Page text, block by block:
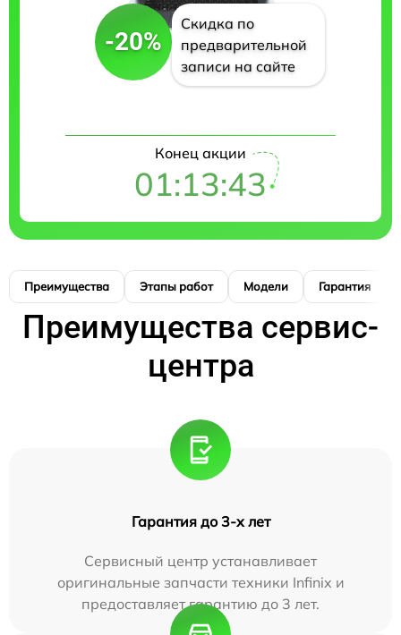
-20%
Скидка по
предварительной
записи на сайте
Конец акции
01:13:42
Преимущества Этапы работ Модели Гарантия
Преимущества сервис-
центра
Гарантия до 3-х лет
Сервисный центр устанавливает
оригинальные запчасти техники Infinix и
предоставляет гарантию до 3 лет.